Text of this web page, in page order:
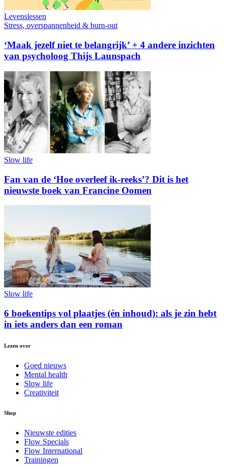
Levenslessen
Stress, overspannenheid & burn-out
‘Maak jezelf niet te belangrijk’ + 4 andere inzichten
van psycholoog Thijs Launspach
Slow life
Fan van de ‘Hoe overleef ik-reeks’? Dit is het
nieuwste boek van Francine Oomen
Slow life
6 boekentips vol plaatjes (én inhoud): als je zin hebt
in iets anders dan een roman
Lezen over
Goed nieuws
Mental health
Slow life
Creativiteit
Shop
Nieuwste edities
Flow Specials
Flow International
Trainingen